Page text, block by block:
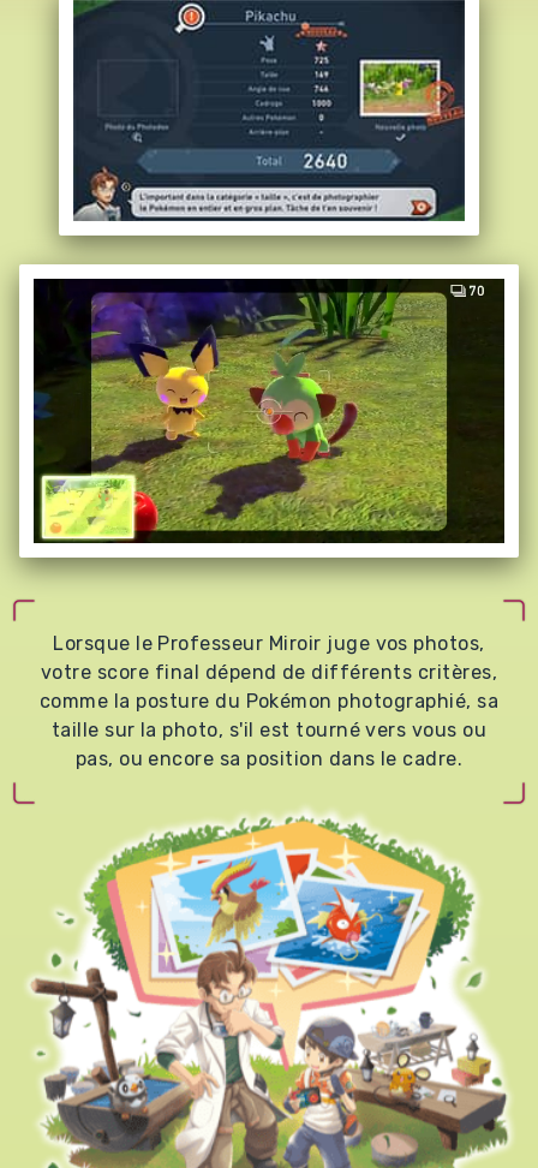
Lorsque le Professeur Miroir juge vos photos,
votre score final dépend de différents critères,
comme la posture du Pokémon photographié, sa
taille sur la photo, s'il est tourné vers vous ou
pas, ou encore sa position dans le cadre.